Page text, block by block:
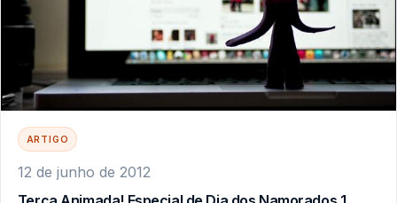
ARTIGO
12 de junho de 2012